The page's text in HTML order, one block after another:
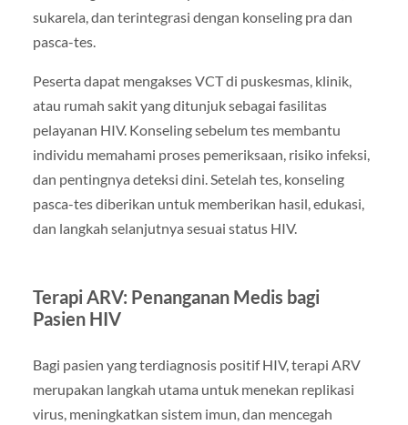
sukarela, dan terintegrasi dengan konseling pra dan
pasca-tes.
Peserta dapat mengakses VCT di puskesmas, klinik,
atau rumah sakit yang ditunjuk sebagai fasilitas
pelayanan HIV. Konseling sebelum tes membantu
individu memahami proses pemeriksaan, risiko infeksi,
dan pentingnya deteksi dini. Setelah tes, konseling
pasca-tes diberikan untuk memberikan hasil, edukasi,
dan langkah selanjutnya sesuai status HIV.
Terapi ARV: Penanganan Medis bagi
Pasien HIV
Bagi pasien yang terdiagnosis positif HIV, terapi ARV
merupakan langkah utama untuk menekan replikasi
virus, meningkatkan sistem imun, dan mencegah